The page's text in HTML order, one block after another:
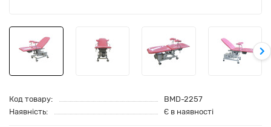
Код товару:
BMD-2257
Наявність:
Є в наявності